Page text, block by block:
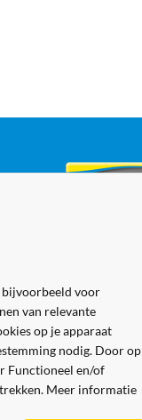
bijvoorbeeld voor
van relevante
op je apparaat
nodig. Door op
Functioneel en/of
Meer informatie